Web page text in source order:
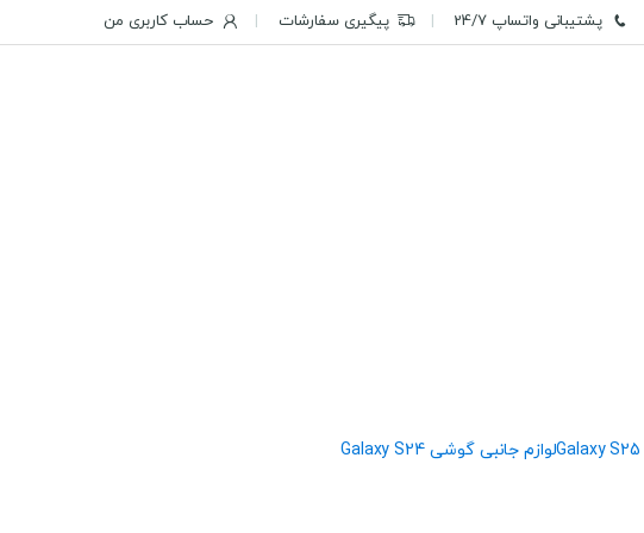
پشتیبانی واتساپ 24/7 پیگیری سفارشات حساب کاربری من
لوازم جانبی گوشی Galaxy S24